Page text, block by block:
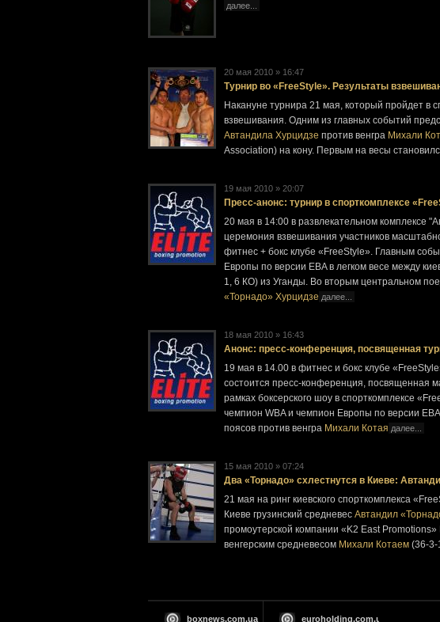
далее...
20 мая 2010 » 16:47
Турнир во «FreeStyle». Результаты
Накануне турнира 21 мая, который пройдет в
взвешивания. Одним из главных событий
Автандила Хурцидзе против венгра Михали
Association) на кону. Первым на весы
19 мая 2010 » 20:07
Пресс-анонс: турнир в спорткомплексе
20 мая в 14:00 в развлекательном комплексе
церемония взвешивания участников
фитнес + бокс клубе «FreeStyle». Главным
Европы по версии EBA в легком весе между
1, 6 КО) из Уганды. Во вторым центральном
«Торнадо» Хурцидзе далее...
18 мая 2010 » 16:43
Анонс: пресс-конференция, посвященная
19 мая в 14.00 в фитнес и бокс клубе
состоится пресс-конференция, посвященная
рамках боксерского шоу в спорткомплексе
чемпион WBA и чемпион Европы по версии ЕВА
поясов против венгра Михали Котая далее...
15 мая 2010 » 07:24
Два «Торнадо» схлестнутся в Киеве:
21 мая на ринг киевского спорткомплекса
Киеве грузинский средневес Автандил
промоутерской компании «K2 East
венгерским средневесом Михали Котаем (36-3-
boxnews.com.ua euroholding.com.ua